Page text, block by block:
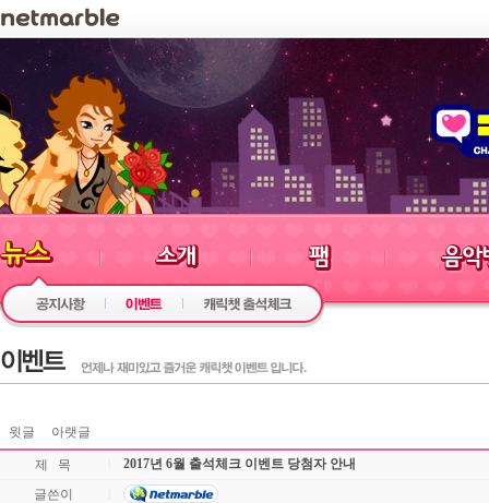
윗글 아랫글
제 목
2017년 6월 출석체크 이벤트 당첨자 안내
글쓴이